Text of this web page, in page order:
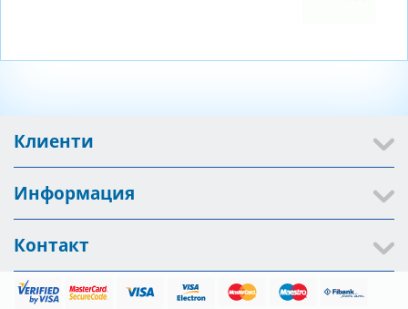
Клиенти
Информация
Контакт